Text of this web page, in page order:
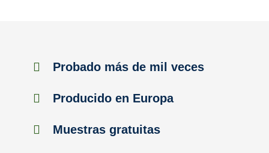
Probado más de mil veces
Producido en Europa
Muestras gratuitas